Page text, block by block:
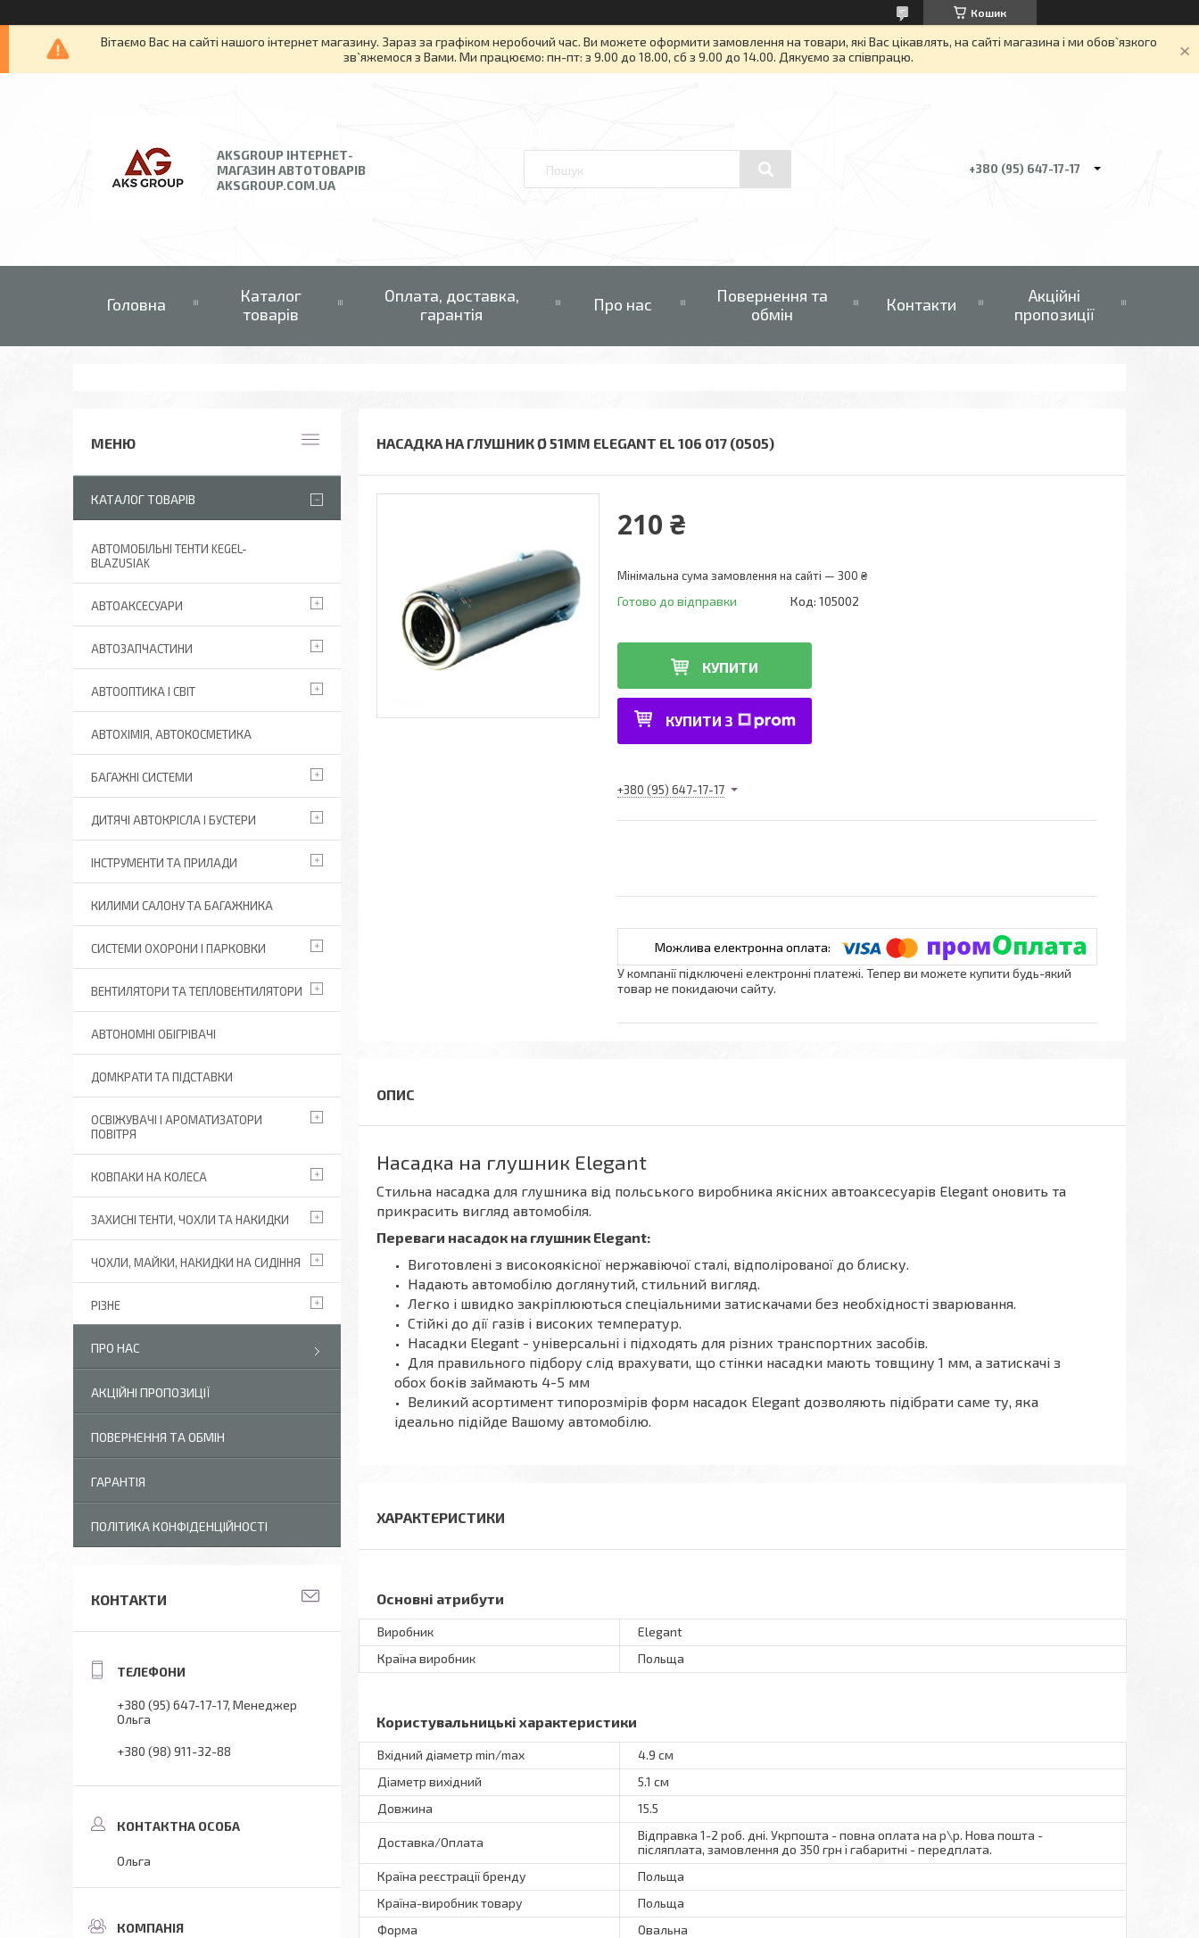
Кошик
Вітаємо Вас на сайті нашого інтернет магазину. Зараз за графіком неробочий час. Ви можете оформити замовлення на товари, які Вас цікавлять, на сайті магазина і ми обов`язкого
зв`яжемося з Вами. Ми працюємо: пн-пт: з 9.00 до 18.00, сб з 9.00 до 14.00. Дякуємо за співпрацю.
AKSGROUP ІНТЕРНЕТ-
МАГАЗИН АВТОТОВАРІВ
AKSGROUP.COM.UA
+380 (95) 647-17-17
Головна
Каталог
товарів
Оплата, доставка,
гарантія
Про нас
Повернення та
обмін
Контакти
Акційні
пропозиції
НАСАДКА НА ГЛУШНИК Ø 51ММ ELEGANT EL 106 017 (0505)
210 ₴
Мінімальна сума замовлення на сайті — 300 ₴
Готово до відправки Код: 105002
КУПИТИ
КУПИТИ З
+380 (95) 647-17-17
У компанії підключені електронні платежі. Тепер ви можете купити будь-який
товар не покидаючи сайту.
Насадка на глушник Elegant
Стильна насадка для глушника від польського виробника якісних автоаксесуарів Elegant оновить та
прикрасить вигляд автомобіля.
Переваги насадок на глушник Elegant:
Виготовлені з високоякісної нержавіючої сталі, відполірованої до блиску.
Надають автомобілю доглянутий, стильний вигляд.
Легко і швидко закріплюються спеціальними затискачами без необхідності зварювання.
Стійкі до дії газів і високих температур.
Насадки Elegant - універсальні і підходять для різних транспортних засобів.
Для правильного підбору слід врахувати, що стінки насадки мають товщину 1 мм, а затискачі з
обох боків займають 4-5 мм
Великий асортимент типорозмірів форм насадок Elegant дозволяють підібрати саме ту, яка
ідеально підійде Вашому автомобілю.
ХАРАКТЕРИСТИКИ
Основні атрибути
Виробник
Elegant
Країна виробник
Польща
Користувальницькі характеристики
Вхідний діаметр min/max
4.9 см
Діаметр вихідний
5.1 см
Довжина
15.5
Доставка/Оплата
Відправка 1-2 роб. дні. Укрпошта - повна оплата на р\р. Нова пошта -
післяплата, замовлення до 350 грн і габаритні - передплата.
Країна реєстрації бренду
Польща
Країна-виробник товару
Польща
Форма
Овальна
КАТАЛОГ ТОВАРІВ
АВТОМОБІЛЬНІ ТЕНТИ KEGEL-
BLAZUSIAK
АВТОАКСЕСУАРИ
АВТОЗАПЧАСТИНИ
АВТООПТИКА І СВІТ
АВТОХІМІЯ, АВТОКОСМЕТИКА
БАГАЖНІ СИСТЕМИ
ДИТЯЧІ АВТОКРІСЛА І БУСТЕРИ
ІНСТРУМЕНТИ ТА ПРИЛАДИ
КИЛИМИ САЛОНУ ТА БАГАЖНИКА
СИСТЕМИ ОХОРОНИ І ПАРКОВКИ
ВЕНТИЛЯТОРИ ТА ТЕПЛОВЕНТИЛЯТОРИ
АВТОНОМНІ ОБІГРІВАЧІ
ДОМКРАТИ ТА ПІДСТАВКИ
ОСВІЖУВАЧІ І АРОМАТИЗАТОРИ
ПОВІТРЯ
КОВПАКИ НА КОЛЕСА
ЗАХИСНІ ТЕНТИ, ЧОХЛИ ТА НАКИДКИ
ЧОХЛИ, МАЙКИ, НАКИДКИ НА СИДІННЯ
РІЗНЕ
ПРО НАС
АКЦІЙНІ ПРОПОЗИЦІЇ
ПОВЕРНЕННЯ ТА ОБМІН
ГАРАНТІЯ
ПОЛІТИКА КОНФІДЕНЦІЙНОСТІ
КОНТАКТИ
+380 (95) 647-17-17 Менеджер
Ольга
+380 (98) 911-32-88
Ольга